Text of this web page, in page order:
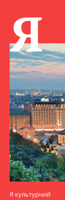
Я
Я культурний